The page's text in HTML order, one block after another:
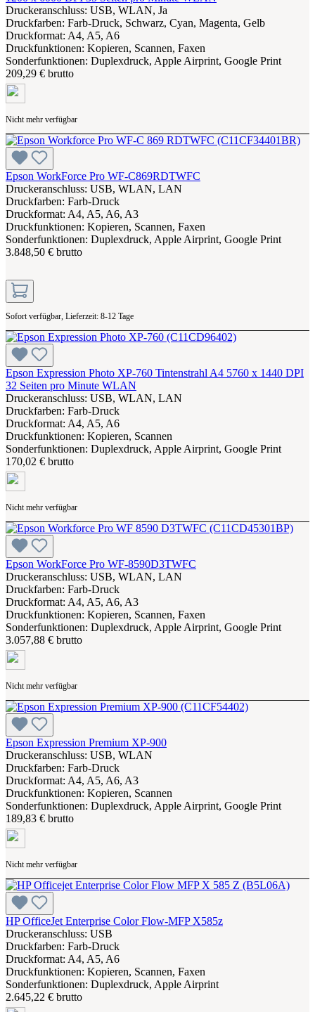
Druckeranschluss: USB, WLAN, Ja
Druckfarben: Farb-Druck, Schwarz, Cyan, Magenta, Gelb
Druckformat: A4, A5, A6
Druckfunktionen: Kopieren, Scannen, Faxen
Sonderfunktionen: Duplexdruck, Apple Airprint, Google Print
209,29 € brutto
Nicht mehr verfügbar
Epson WorkForce Pro WF-C869RDTWFC
Druckeranschluss: USB, WLAN, LAN
Druckfarben: Farb-Druck
Druckformat: A4, A5, A6, A3
Druckfunktionen: Kopieren, Scannen, Faxen
Sonderfunktionen: Duplexdruck, Apple Airprint, Google Print
3.848,50 € brutto
Sofort verfügbar, Lieferzeit: 8-12 Tage
Epson Expression Photo XP-760 Tintenstrahl A4 5760 x 1440 DPI
32 Seiten pro Minute WLAN
Druckeranschluss: USB, WLAN, LAN
Druckfarben: Farb-Druck
Druckformat: A4, A5, A6
Druckfunktionen: Kopieren, Scannen
Sonderfunktionen: Duplexdruck, Apple Airprint, Google Print
170,02 € brutto
Nicht mehr verfügbar
Epson WorkForce Pro WF-8590D3TWFC
Druckeranschluss: USB, WLAN, LAN
Druckfarben: Farb-Druck
Druckformat: A4, A5, A6, A3
Druckfunktionen: Kopieren, Scannen, Faxen
Sonderfunktionen: Duplexdruck, Apple Airprint, Google Print
3.057,88 € brutto
Nicht mehr verfügbar
Epson Expression Premium XP-900
Druckeranschluss: USB, WLAN
Druckfarben: Farb-Druck
Druckformat: A4, A5, A6, A3
Druckfunktionen: Kopieren, Scannen
Sonderfunktionen: Duplexdruck, Apple Airprint, Google Print
189,83 € brutto
Nicht mehr verfügbar
HP OfficeJet Enterprise Color Flow-MFP X585z
Druckeranschluss: USB
Druckfarben: Farb-Druck
Druckformat: A4, A5, A6
Druckfunktionen: Kopieren, Scannen, Faxen
Sonderfunktionen: Duplexdruck, Apple Airprint
2.645,22 € brutto